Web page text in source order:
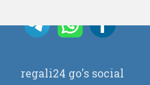
regali24 go's social